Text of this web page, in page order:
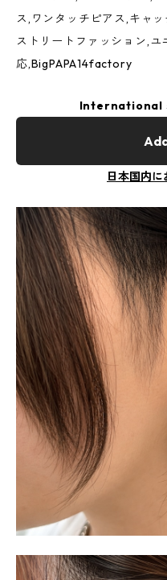
ス,ワンタッチピアス,キャ
ストリートファッション,
応,BigPAPA14factory
International
日本国内